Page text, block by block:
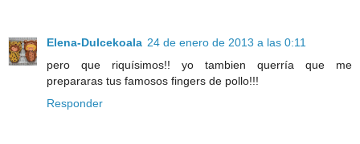
Elena-Dulcekoala 24 de enero de 2013 a las 0:11
pero que riquísimos!! yo tambien querría que me
prepararas tus famosos fingers de pollo!!!
Responder